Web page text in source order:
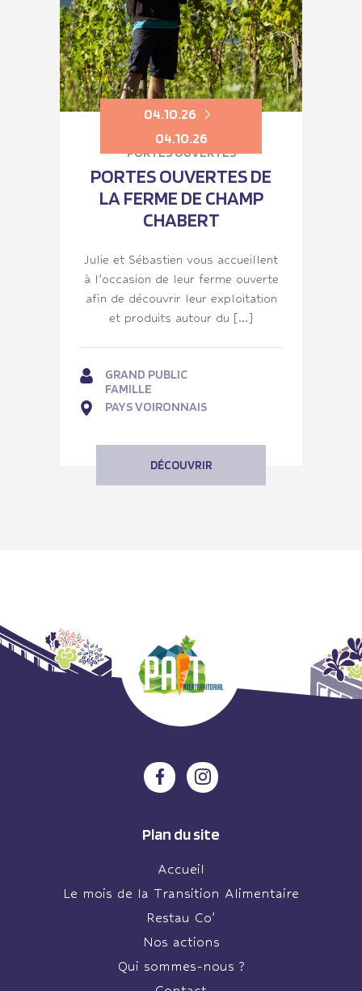
04.10.26
04.10.26
PORTES OUVERTES
PORTES OUVERTES DE
LA FERME DE CHAMP
CHABERT
Julie et Sébastien vous accueillent
à l’occasion de leur ferme ouverte
afin de découvrir leur exploitation
et produits autour du […]
GRAND PUBLIC
FAMILLE
PAYS VOIRONNAIS
DÉCOUVRIR
Plan du site
Accueil
Le mois de la Transition Alimentaire
Restau Co’
Nos actions
Qui sommes-nous ?